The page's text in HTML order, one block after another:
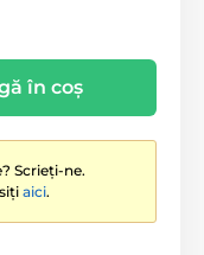
în coș
Scrieți-ne.
aici.